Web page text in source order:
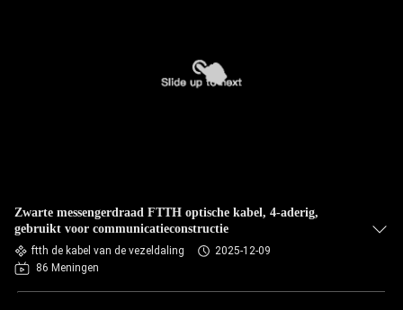
Zwarte messengerdraad FTTH optische kabel, 4-aderig,
gebruikt voor communicatieconstructie
ftth de kabel van de vezeldaling
2025-12-09
86 Meningen